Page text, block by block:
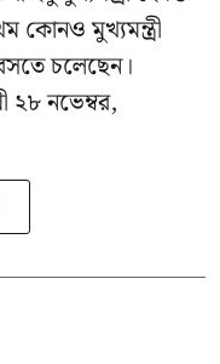
কোনও মুখ্যমন্ত্রী
চলেছেন।
২৮ নভেম্বর,